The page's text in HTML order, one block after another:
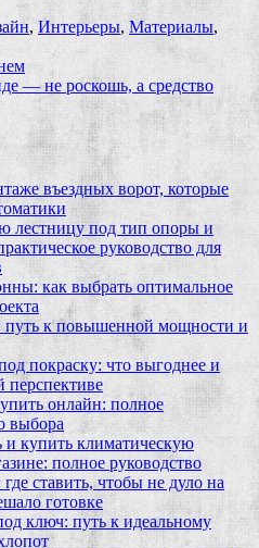
,Интерьеры,Материалы,
— не роскошь, а средство
въездных ворот, которые
лестницу под тип опоры и
руководство для
как выбрать оптимальное
путь к повышенной мощности и
покраску: что выгоднее и
перспективе
онлайн: полное
выбора
и купить климатическую
полное руководство
ставить, чтобы не дуло на
готовке
ключ: путь к идеальному